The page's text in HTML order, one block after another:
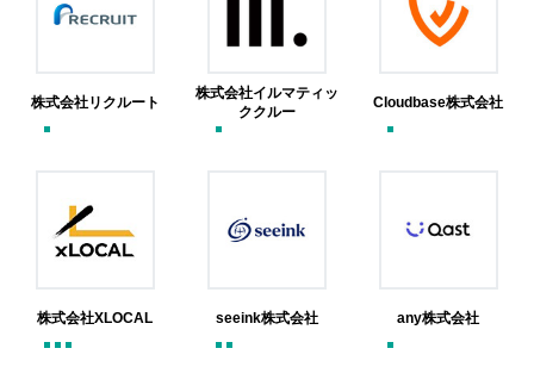
株式会社リクルート
株式会社イルマティッ
ククルー
Cloudbase株式会社
株式会社XLOCAL seeink株式会社 any株式会社